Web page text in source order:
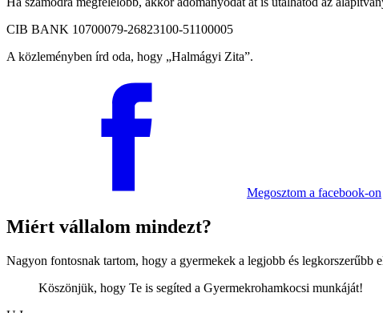
CIB BANK 10700079-26823100-51100005
A közleményben írd oda, hogy
Halmágyi Zita .
Megosztom a facebook-on
Miért vállalom mindezt?
Nagyon fontosnak tartom, hogy a gyermekek a legjobb és legkorszerűbb
Köszönjük, hogy Te is segíted a Gyermek­roham­kocsi munkáját!